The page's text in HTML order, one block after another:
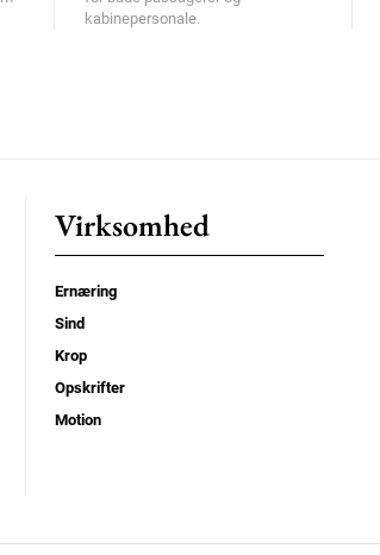
kabinepersonale.
Virksomhed
Ernæring
Sind
Krop
Opskrifter
Motion